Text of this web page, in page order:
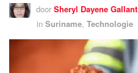
door Sheryl Dayene Gallant
in Suriname, Technologie